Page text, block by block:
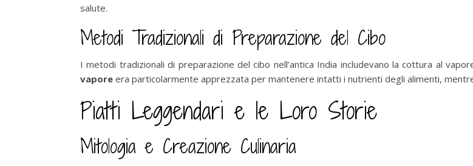
salute.
Metodi Tradizionali di Preparazione del Cibo
I metodi tradizionali di preparazione del cibo nell’antica India includevano la cottura al
vapore era particolarmente apprezzata per mantenere intatti i nutrienti degli alimenti,
Piatti Leggendari e le Loro Storie
Mitologia e Creazione Culinaria